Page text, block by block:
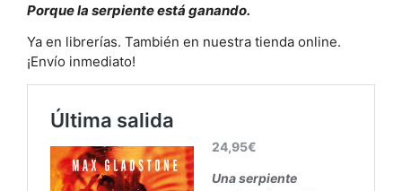
Porque la serpiente está ganando.
Ya en librerías. También en nuestra tienda online.
¡Envío inmediato!